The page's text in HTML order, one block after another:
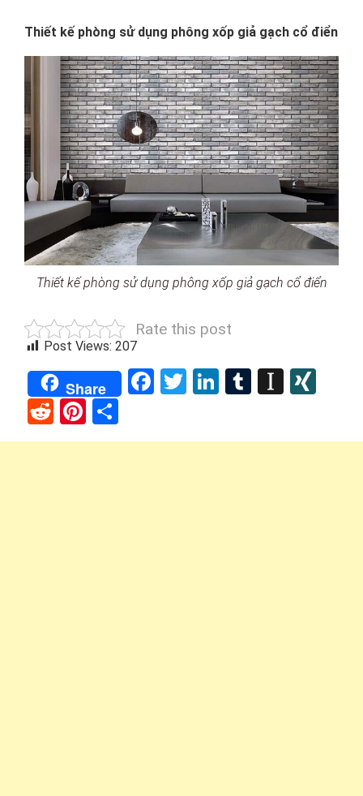
Thiết kế phòng sử dụng phông xốp giả gạch cổ điển
Thiết kế phòng sử dụng phông xốp giả gạch cổ điển
Rate this post
Post Views: 207
Share Facebook
TwitterLinkedIn
Tumblr
RedditPinterest